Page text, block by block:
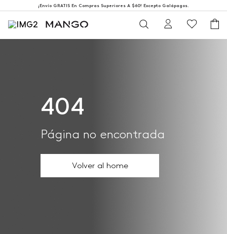
¡Envío GRATIS En Compras Superiores A $60! Excepto Galápagos.
404
Página no encontrada
Volver al home